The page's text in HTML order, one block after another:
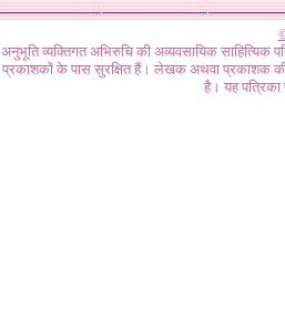
अनुभूति व्यक्तिगत अभिरुचि की अव्यवसायिक
प्रकाशकों के पास सुरक्षित हैं। लेखक अथवा प्रकाशक की
है। यह पत्रिका